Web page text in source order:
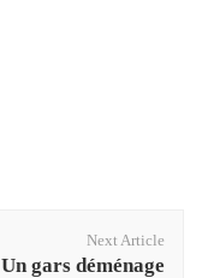
Next Article
Un gars déménage